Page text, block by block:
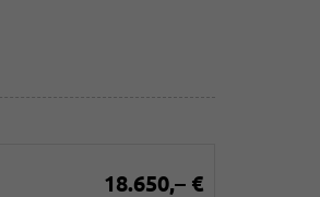
18.650,– €